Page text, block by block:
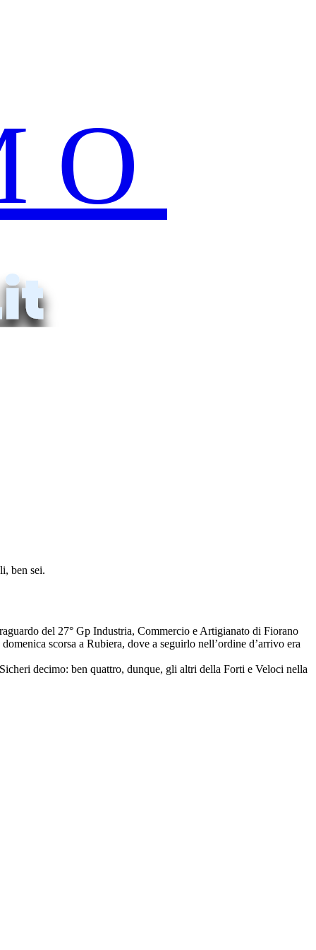
ben sei.
del 27° Gp Industria, Commercio e Artigianato di Fiorano
scorsa a Rubiera, dove a seguirlo nell’ordine d’arrivo era
decimo: ben quattro, dunque, gli altri della Forti e Veloci nella